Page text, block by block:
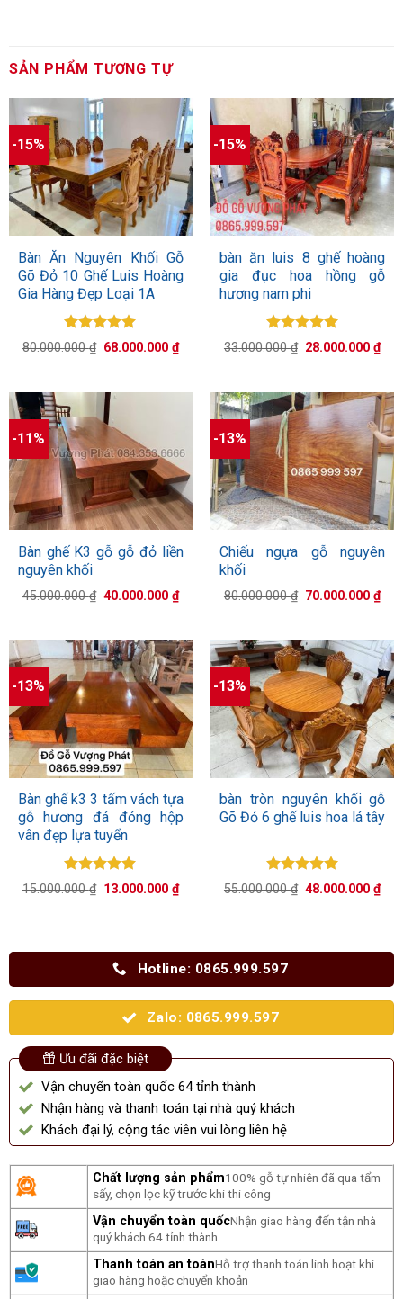
SẢN PHẨM TƯƠNG TỰ
-15%
Bàn Ăn Nguyên Khối Gỗ
Gõ Đỏ 10 Ghế Luis Hoàng
Gia Hàng Đẹp Loại 1A
Được xếp
hạng
80.000.000₫ Giá
68.000.000₫Giá
hiện
68.000.000 ₫.
-15%
bàn ăn luis 8 ghế hoàng
gia đục hoa hồng gỗ
hương nam phi
Được xếp
hạng
33.000.000₫ Giá
28.000.000₫Giá
-11%
Bàn ghế K3 gỗ gỗ đỏ liền
nguyên khối
45.000.000₫ Giá
40.000.000₫Giá
hiện
40.000.000 ₫.
-13%
Chiếu ngựa gỗ nguyên
khối
80.000.000₫ Giá
70.000.000₫Giá
-13%
Bàn ghế k3 3 tấm vách tựa
gỗ hương đá đóng hộp
vân đẹp lựa tuyển
Được xếp
hạng
15.000.000₫ Giá
13.000.000₫Giá
hiện
-13%
bàn tròn nguyên khối gỗ
Gõ Đỏ 6 ghế luis hoa lá tây
Được xếp
hạng
55.000.000₫ Giá
48.000.000₫Giá
Hotline: 0865.999.597
Zalo: 0865.999.597
Ưu đãi đặc biệt
Vận chuyển toàn quốc 64 tỉnh thành
Nhận hàng và thanh toán tại nhà quý khách
Khách đại lý, cộng tác viên vui lòng liên hệ
Chất lượng sản phẩm100% gỗ tự nhiên đã qua tẩm
sấy, chọn lọc kỹ trước khi thi công
Vận chuyển toàn quốcNhận giao hàng đến tận nhà
quý khách 64 tỉnh thành
Thanh toán an toànHỗ trợ thanh toán linh hoạt khi
giao hàng hoặc chuyển khoản